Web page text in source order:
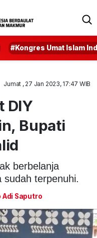
#Kongres Umat Islam
Jumat , 27 Jan 2023, 17:47 WIB
DIY
Bupati
berbelanja
sudah terpenuhi.
Adi Saputro